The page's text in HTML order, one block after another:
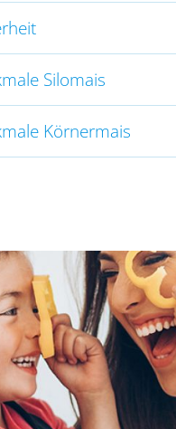
Silomais
Körnermais